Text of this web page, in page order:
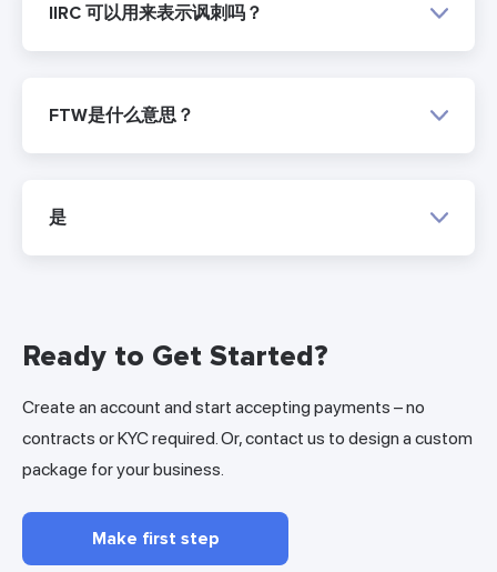
IIRC 可以用来表示讽刺吗？
FTW是什么意思？
是
Ready to Get Started?
Create an account and start accepting payments – no
contracts or KYC required. Or, contact us to design a custom
package for your business.
Make first step